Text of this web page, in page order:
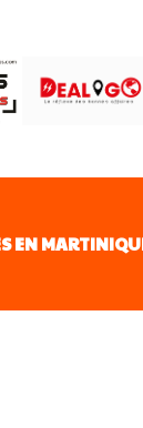
EN